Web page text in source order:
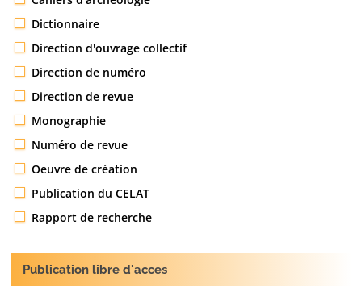
Dictionnaire
Direction d'ouvrage collectif
Direction de numéro
Direction de revue
Monographie
Numéro de revue
Oeuvre de création
Publication du CELAT
Rapport de recherche
Publication libre d'acces